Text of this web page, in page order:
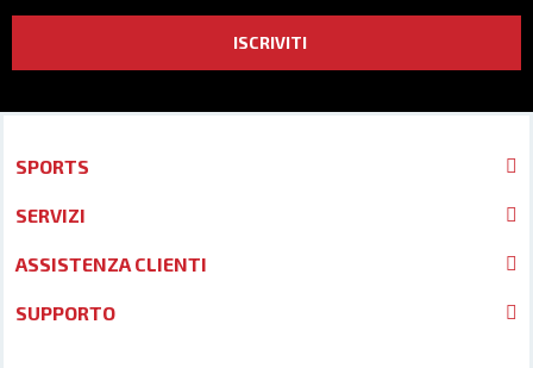
ISCRIVITI
SPORTS
SERVIZI
ASSISTENZA CLIENTI
SUPPORTO